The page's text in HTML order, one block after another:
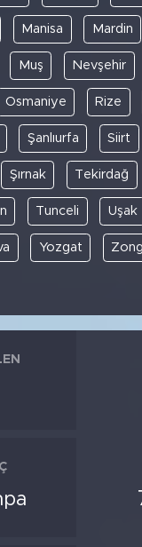
Manisa Mardin
Muş Nevşehir
Osmaniye Rize
Şanlıurfa Siirt
Şırnak Tekirdağ
Tunceli Uşak
Yozgat